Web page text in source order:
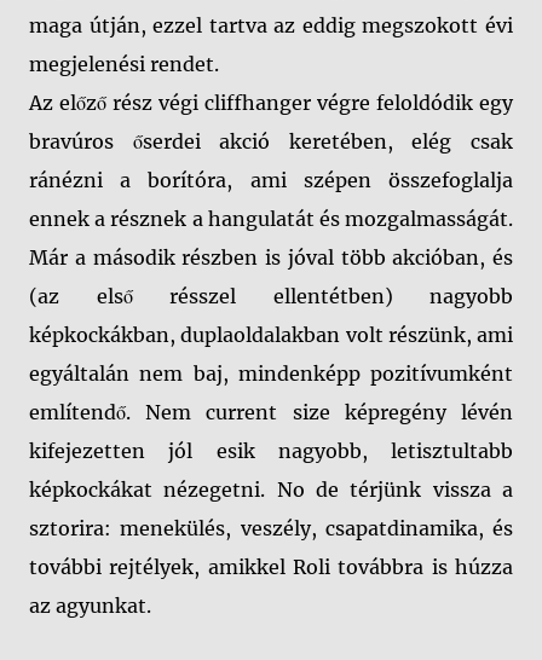
maga útján, ezzel tartva az eddig megszokott évi
megjelenési rendet.
Az előző rész végi cliffhanger végre feloldódik egy
bravúros őserdei akció keretében, elég csak
ránézni a borítóra, ami szépen összefoglalja
ennek a résznek a hangulatát és mozgalmasságát.
Már a második részben is jóval több akcióban, és
(az első résszel ellentétben) nagyobb
képkockákban, duplaoldalakban volt részünk, ami
egyáltalán nem baj, mindenképp pozitívumként
említendő. Nem current size képregény lévén
kifejezetten jól esik nagyobb, letisztultabb
képkockákat nézegetni. No de térjünk vissza a
sztorira: menekülés, veszély, csapatdinamika, és
további rejtélyek, amikkel Roli továbbra is húzza
az agyunkat.